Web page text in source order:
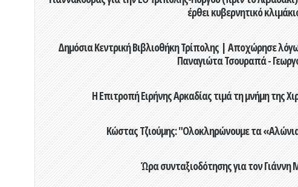
έρθει κυβερνητικό
Δημόσια Κεντρική Βιβλιοθήκη Τρίπολης | Αποχώρησε
Παναγιώτα Τσουραπά -
Η Επιτροπή Ειρήνης Αρκαδίας τιμά τη μνήμη της
Κώστας Τζιούμης: "Ολοκληρώνουμε τα
Ώρα συνταξιοδότησης για τον